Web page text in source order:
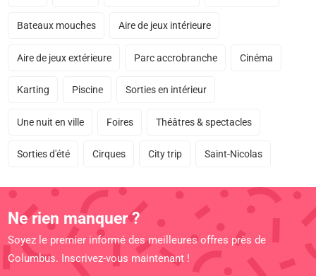
Bateaux mouches Aire de jeux intérieure
Aire de jeux extérieure Parc accrobranche Cinéma
Karting Piscine Sorties en intérieur
Une nuit en ville Foires Théâtres & spectacles
Sorties d'été Cirques City trip Saint-Nicolas
Ne rien manquer ?
Soyez le premier informé des meilleures offres près de
Columbus. Inscrivez-vous maintenant !